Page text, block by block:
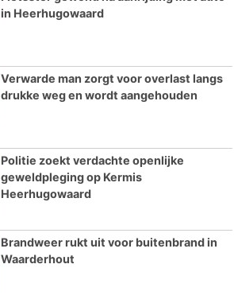
in Heerhugowaard
Verwarde man zorgt voor overlast langs
drukke weg en wordt aangehouden
Politie zoekt verdachte openlijke
geweldpleging op Kermis
Heerhugowaard
Brandweer rukt uit voor buitenbrand in
Waarderhout